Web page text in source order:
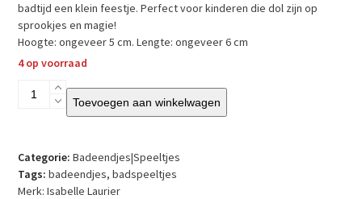
badtijd een klein feestje. Perfect voor kinderen die dol zijn op
sprookjes en magie!
Hoogte: ongeveer 5 cm. Lengte: ongeveer 6 cm
4 op voorraad
Isabelle
–
Prinses
aantal
Toevoegen aan winkelwagen
Categorie: Badeendjes|Speeltjes
Tags: badeendjes,badspeeltjes
Merk:Isabelle Laurier